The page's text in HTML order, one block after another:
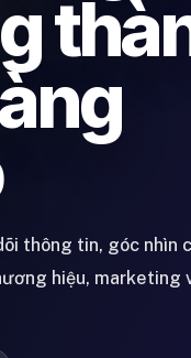
thông tin, góc nhìn
hiệu,